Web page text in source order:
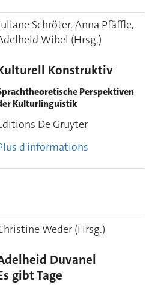
Schröter, Anna Pfäffle,
Wibel (Hrsg.)
Konstruktiv
Perspektiven
Kulturlinguistik
De Gruyter
d'informations
Weder (Hrsg.)
Duvanel
gibt Tage